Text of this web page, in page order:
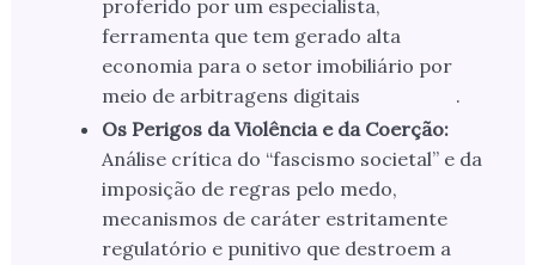
proferido por um especialista,
ferramenta que tem gerado alta
economia para o setor imobiliário por
meio de arbitragens digitais
.
Os Perigos da Violência e da Coerção:
Análise crítica do “fascismo societal” e da
imposição de regras pelo medo,
mecanismos de caráter estritamente
regulatório e punitivo que destroem a